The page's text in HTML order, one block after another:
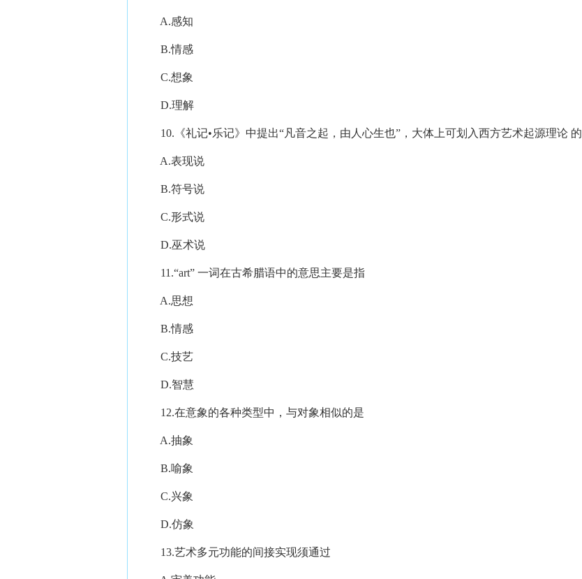
A.感知
B.情感
C.想象
D.理解
10.《礼记•乐记》中提出“凡音之起，由人心生也”，大体上可划入西方艺术起源理论 的
A.表现说
B.符号说
C.形式说
D.巫术说
11.“art” 一词在古希腊语中的意思主要是指
A.思想
B.情感
C.技艺
D.智慧
12.在意象的各种类型中，与对象相似的是
A.抽象
B.喻象
C.兴象
D.仿象
13.艺术多元功能的间接实现须通过